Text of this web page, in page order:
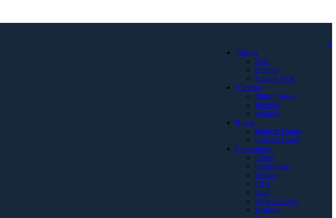
Tubería
Indel
Ecoline
Tubería PEX
Válvulas
Miller Valves
Blueline
Proflow
Bridas
Barbetti Forgia
General Forge
Conexiones
Consa
Copleacero
Ecoline
FBA
Indel
Niples Laredo
Proflow